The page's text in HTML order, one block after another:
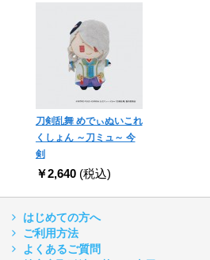
刀剣乱舞 めでぃぬいこれ
くしょん ～刀ミュ～ 今
剣
￥2,640 (税込)
はじめての方へ
ご利用方法
よくあるご質問